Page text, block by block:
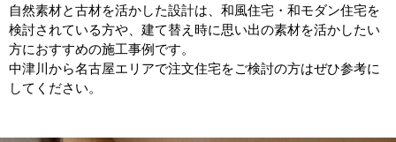
自然素材と古材を活かした設計は、和風住宅・和モダン住宅を
検討されている方や、建て替え時に思い出の素材を活かしたい
方におすすめの施工事例です。
中津川から名古屋エリアで注文住宅をご検討の方はぜひ参考に
してください。